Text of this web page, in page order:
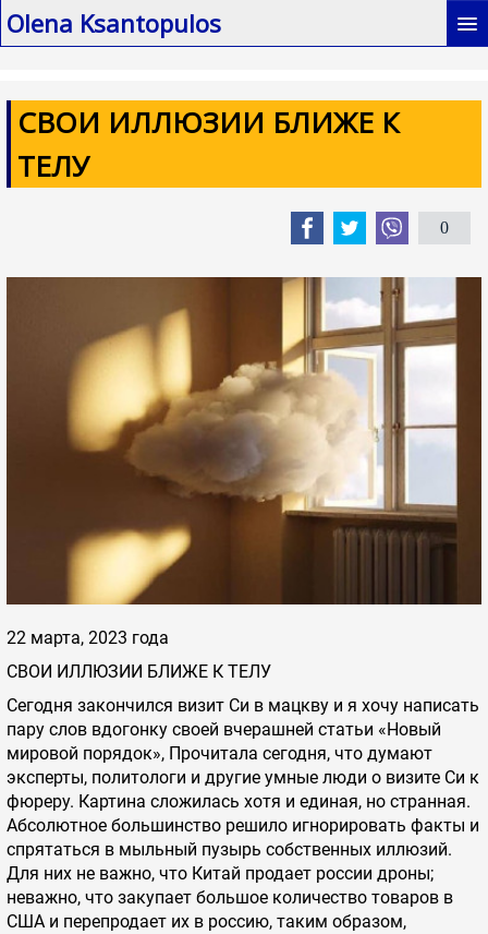
Olena Ksantopulos
Книги / My books
Интервью / Interviews
Контакты / Contacts
СВОИ ИЛЛЮЗИИ БЛИЖЕ К
ТЕЛУ
0
22 марта, 2023 года
СВОИ ИЛЛЮЗИИ БЛИЖЕ К ТЕЛУ
Сегодня закончился визит Си в мацкву и я хочу написать
пару слов вдогонку своей вчерашней статьи «Новый
мировой порядок», Прочитала сегодня, что думают
эксперты, политологи и другие умные люди о визите Си к
фюреру. Картина сложилась хотя и единая, но странная.
Абсолютное большинство решило игнорировать факты и
спрятаться в мыльный пузырь собственных иллюзий.
Для них не важно, что Китай продает россии дроны;
неважно, что закупает большое количество товаров в
США и перепродает их в россию, таким образом,